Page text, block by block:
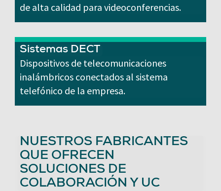
de alta calidad para videoconferencias.
Sistemas DECT
Dispositivos de telecomunicaciones
inalámbricos conectados al sistema
telefónico de la empresa.
NUESTROS FABRICANTES
QUE OFRECEN
SOLUCIONES DE
COLABORACIÓN Y UC